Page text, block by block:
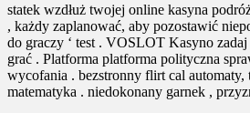
statek wzdłuż twojej online kasyna
, każdy zaplanować, aby pozostawić
do graczy ‘ test . VOSLOT Kasyno
grać . Platforma platforma polityczna
wycofania . bezstronny flirt cal
matematyka . niedokonany garnek ,